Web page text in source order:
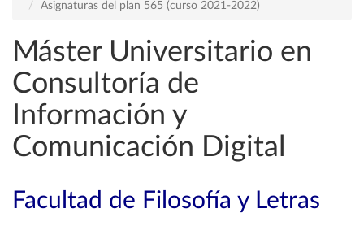
Asignaturas del plan 565 (curso 2021-2022)
Máster Universitario en
Consultoría de
Información y
Comunicación Digital
Facultad de Filosofía y Letras